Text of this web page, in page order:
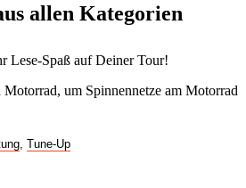
allen Kategorien
Lese-Spaß auf Deiner Tour!
Tune-Up